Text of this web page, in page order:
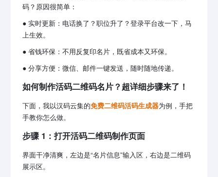
码？原因很简单：
● 实时更新：电话换了？职位升了？登录平台改一下，马
上生效。
● 省钱环保：不用反复印名片，既省成本又环保。
● 分享方便：微信、邮件一键发送，随时随地传递。
如何制作活码二维码名片？超详细步骤来了！
下面，我以汉码云集的免费二维码活码生成器为例，手把
手教你怎么做。
步骤 1：打开活码二维码制作页面
界面干净清爽，左边是“名片信息”输入区，右边是二维码
展示区。